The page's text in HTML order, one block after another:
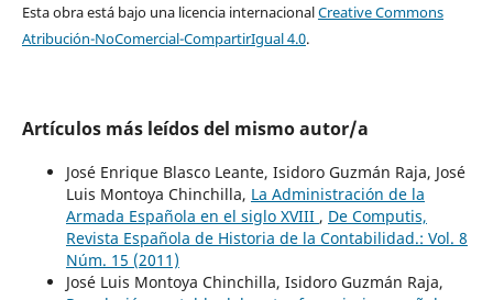
Esta obra está bajo una licencia internacionalCreative Commons
Atribución-NoComercial-CompartirIgual 4.0.
Artículos más leídos del mismo autor/a
José Enrique Blasco Leante, Isidoro Guzmán Raja, José
Luis Montoya Chinchilla, La Administración de la
Armada Española en el siglo XVIII , De Computis,
Revista Española de Historia de la Contabilidad.: Vol. 8
Núm. 15 (2011)
José Luis Montoya Chinchilla, Isidoro Guzmán Raja,